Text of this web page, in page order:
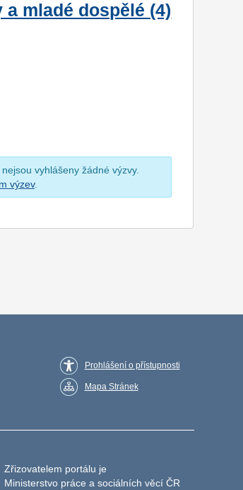
mladé dospělé (4)
vyhlášeny žádné výzvy.
výzev.
Prohlášení o přístupnosti
Mapa Stránek
Zřizovatelem portálu je
Ministerstvo práce a sociálních věcí ČR